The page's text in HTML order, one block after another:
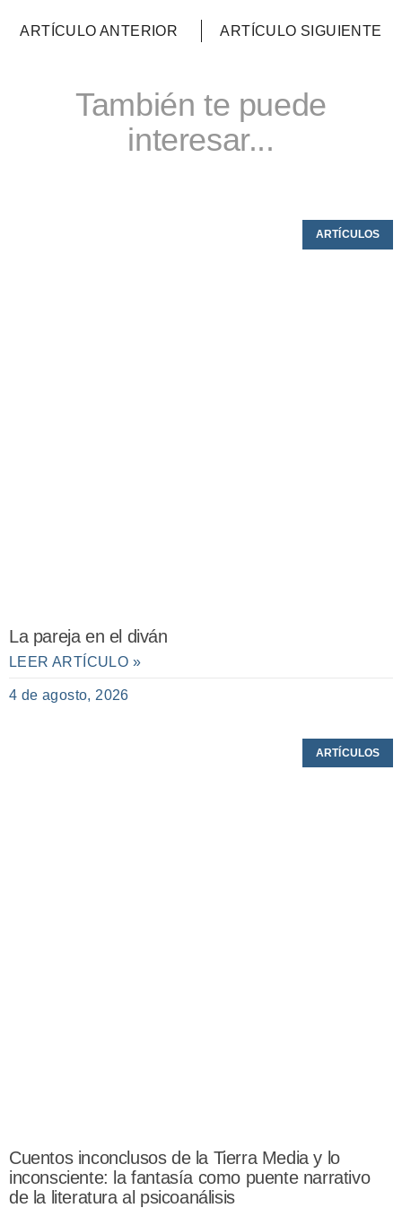
ARTÍCULO ANTERIOR ARTÍCULO SIGUIENTE
También te puede
interesar...
ARTÍCULOS
La pareja en el diván
LEER ARTÍCULO »
4 de agosto, 2026
ARTÍCULOS
Cuentos inconclusos de la Tierra Media y lo
inconsciente: la fantasía como puente narrativo
de la literatura al psicoanálisis